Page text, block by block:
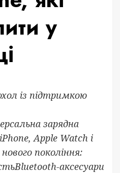
у
із підтримкою
зарядна
Apple Watch і
покоління:
аксесуари